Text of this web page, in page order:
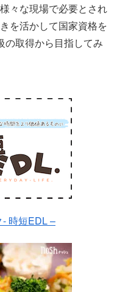
々な現場で必要とされ
を活かして国家資格を
の取得から目指してみ
時短EDL –